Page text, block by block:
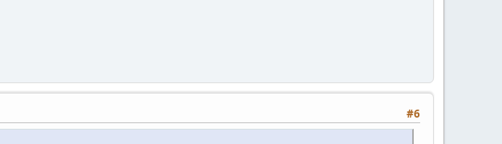
#6